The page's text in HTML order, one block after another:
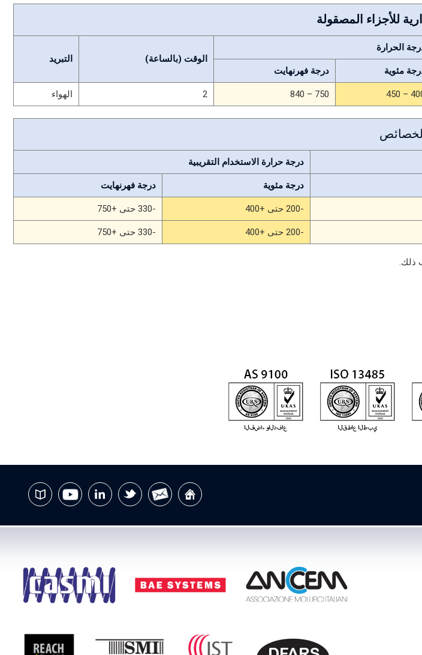
للأجزاء المصقولة
الحرارة
الوقت (بالساعة)
التبريد
مئوية
درجة فهرنهايت
400 –
750 – 840
2 الهواء
الخصائص
درجة حرارة الاستخدام التقريبية
درجة مئوية درجة فهرنهايت
-200 حتى +400 -330 حتى +750
-200 حتى +400 -330 حتى +750
ذلك.